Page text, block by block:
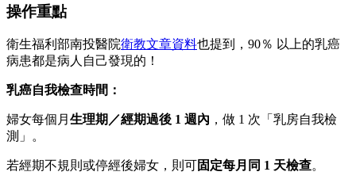
操作重點
衛生福利部南投醫院衛教文章資料也提到，90％ 以上的乳癌
病患都是病人自己發現的！
乳癌自我檢查時間：
婦女每個月 生理期／經期過後 1 週內 ，做 1 次「乳房自我檢
測」。
若經期不規則或停經後婦女，則可固定每月同 1 天檢查。